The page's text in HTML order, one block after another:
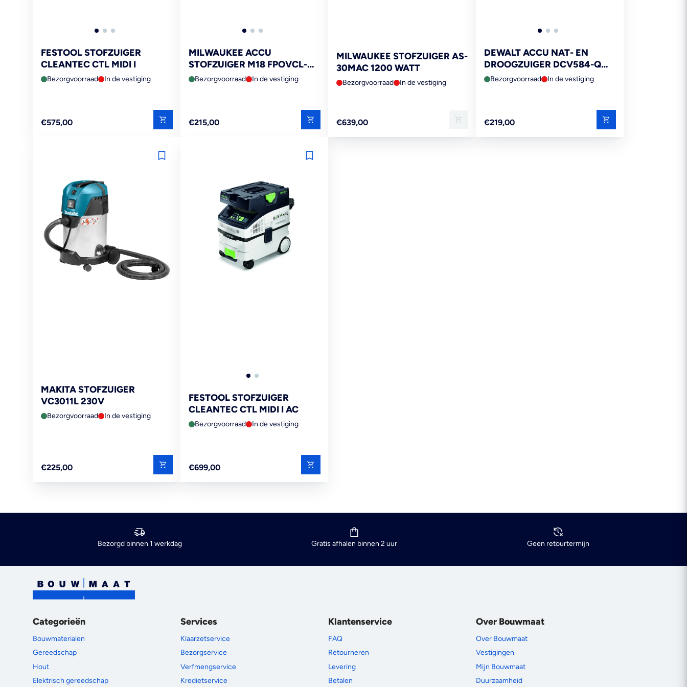
FESTOOL STOFZUIGER
CLEANTEC CTL MIDI I
Bezorgvoorraad In de vestiging
Reguliere
€575,00
MILWAUKEE ACCU
STOFZUIGER M18 FPOVCL-0
18V
Bezorgvoorraad In de vestiging
Reguliere
€215,00
MILWAUKEE STOFZUIGER AS-
30MAC 1200 WATT
Bezorgvoorraad In de vestiging
Reguliere
€639,00
DEWALT ACCU NAT- EN
DROOGZUIGER DCV584-QW
18V
Bezorgvoorraad In de vestiging
Reguliere
€219,00
MAKITA STOFZUIGER
VC3011L 230V
Bezorgvoorraad In de vestiging
Reguliere
€225,00
FESTOOL STOFZUIGER
CLEANTEC CTL MIDI I AC
Bezorgvoorraad In de vestiging
Reguliere
€699,00
Bezorgd binnen 1 werkdag Gratis afhalen binnen 2 uur Geen retourtermijn
Categorieën
Bouwmaterialen
Gereedschap
Hout
Elektrisch gereedschap
Services
Klaarzetservice
Bezorgservice
Verfmengservice
Kredietservice
Klantenservice
FAQ
Retourneren
Levering
Betalen
Over Bouwmaat
Over Bouwmaat
Vestigingen
Mijn Bouwmaat
Duurzaamheid